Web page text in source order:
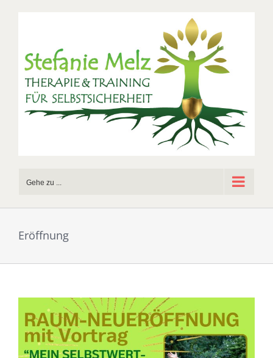
Gehe zu ...
Eröffnung